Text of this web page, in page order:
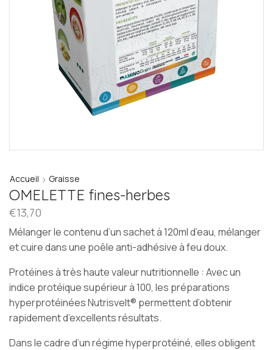
Accueil Graisse
OMELETTE fines-herbes
€13,70
Mélanger le contenu d’un sachet à 120ml d’eau, mélanger
et cuire dans une poêle anti-adhésive à feu doux.
Protéines à très haute valeur nutritionnelle : Avec un
indice protéique supérieur à 100, les préparations
hyperprotéinées Nutrisvelt® permettent d’obtenir
rapidement d’excellents résultats.
Dans le cadre d’un régime hyperprotéiné, elles obligent